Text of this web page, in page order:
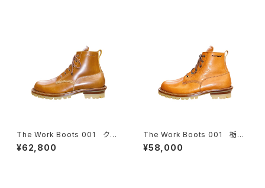
The Work Boots 001 クロ
ムエクセルレザー【モカ】
¥62,800
The Work Boots 001 栃木
レザー【ナチュラル】
¥58,000